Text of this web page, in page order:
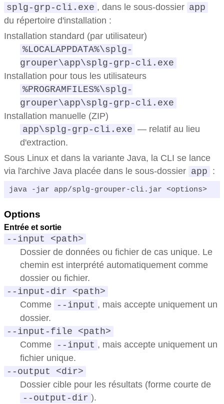
splg-grp-cli.exe , dans le sous-dossier app
du répertoire d'installation :
Installation standard (par utilisateur)
%LOCALAPPDATA%\splg-
grouper\app\splg-grp-cli.exe
Installation pour tous les utilisateurs
%PROGRAMFILES%\splg-
grouper\app\splg-grp-cli.exe
Installation manuelle (ZIP)
app\splg-grp-cli.exe — relatif au lieu
d'extraction.
Sous Linux et dans la variante Java, la CLI se lance
via l'archive Java placée dans le sous-dossier app :
java -jar app/splg-grouper-cli.jar <options>
Options
Entrée et sortie
--input <path>
Dossier de données ou fichier de cas unique. Le
chemin est interprété automatiquement comme
dossier ou fichier.
--input-dir <path>
Comme
--input , mais accepte uniquement un
dossier.
--input-file <path>
Comme
--input , mais accepte uniquement un
fichier unique.
--output <dir>
Dossier cible pour les résultats (forme courte de
--output-dir ).